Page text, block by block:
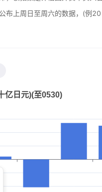
布上周日至周六的数据，(例